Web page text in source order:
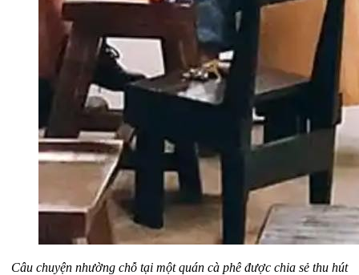
Câu chuyện nhường chỗ tại một quán cà phê được chia sẻ thu hút